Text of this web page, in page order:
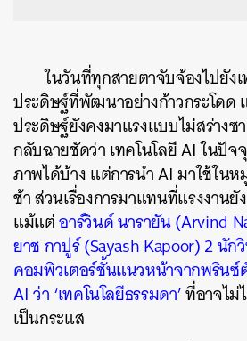
ในวันที่ทุกสายตาจับจ้องไปยั
ประดิษฐ์ที่พัฒนาอย่างก้าวกระโด
ประดิษฐ์ยังคงมาแรงแบบไม่สร่างซ
กลับฉายชัดว่า เทคโนโลยี AI ในปั
ภาพได้บ้าง แต่การนำ AI มาใช้ใน
ช้า ส่วนเรื่องการมาแทนที่แรงงานยั
แม้แต่อาร์วินด์ นารายัน (Arvind
ยาช กาปูร์ (Sayash Kapoor) 2 นัก
คอมพิวเตอร์ชั้นแนวหน้าจากพรินซ์
AI ว่า ‘เทคโนโลยีธรรมดา’ที่อาจไม่
เป็นกระแส